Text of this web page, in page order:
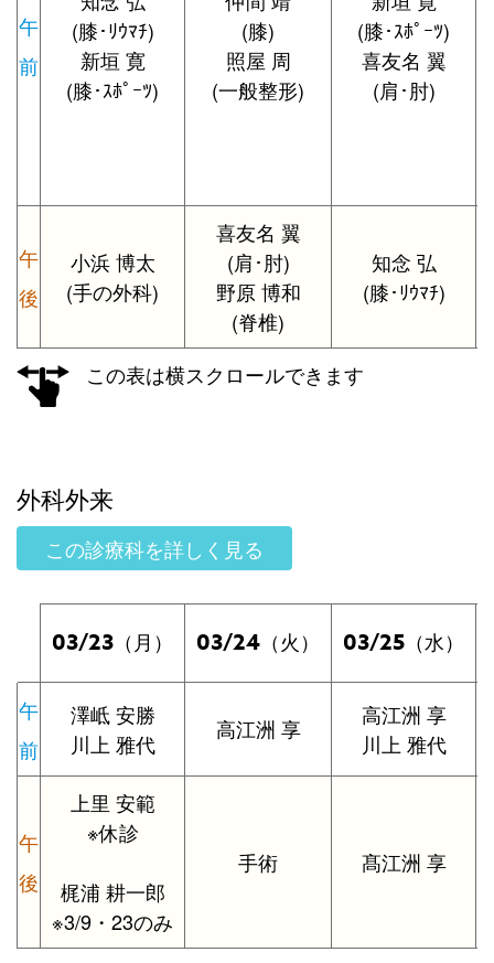
午
前
(膝･ﾘｳﾏﾁ)
新垣 寛
(膝･ｽﾎﾟｰﾂ)
(膝)
照屋 周
(一般整形)
(膝･ｽﾎﾟｰﾂ)
喜友名 翼
(肩･肘)
午
後
小浜 博太
(手の外科)
喜友名 翼
(肩･肘)
野原 博和
(脊椎)
知念 弘
(膝･ﾘｳﾏﾁ)
この表は横スクロールできます
外科外来
この診療科を詳しく見る
03/23 （月） 03/24 （火） 03/25 （水）
午
前
澤岻 安勝
川上 雅代
高江洲 享
高江洲 享
川上 雅代
午
後
上里 安範
※休診
梶浦 耕一郎
※3/9・23のみ
手術 髙江洲 享